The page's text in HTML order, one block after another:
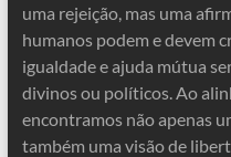
uma rejeição, mas uma
humanos podem e devem
igualdade e ajuda mútua
divinos ou políticos. Ao
encontramos não apenas
também uma visão de